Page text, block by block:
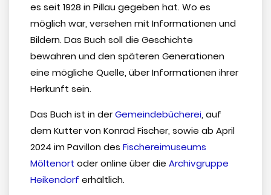
es seit 1928 in Pillau gegeben hat. Wo es
möglich war, versehen mit Informationen und
Bildern. Das Buch soll die Geschichte
bewahren und den späteren Generationen
eine mögliche Quelle, über Informationen ihrer
Herkunft sein.
Das Buch ist in derGemeindebücherei, auf
dem Kutter von Konrad Fischer, sowie ab April
2024 im Pavillon des Fischereimuseums
Möltenort oder online über die Archivgruppe
Heikendorf erhältlich.